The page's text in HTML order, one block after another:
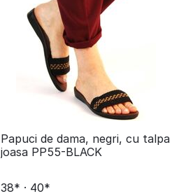
Papuci de dama, negri, cu talpa
joasa PP55-BLACK
38* · 40*